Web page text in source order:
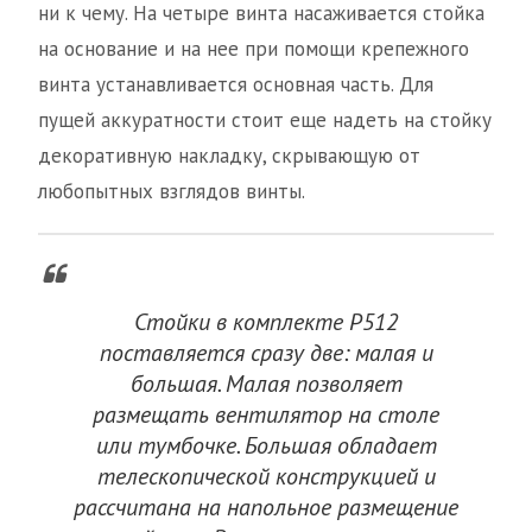
ни к чему. На четыре винта насаживается стойка
на основание и на нее при помощи крепежного
винта устанавливается основная часть. Для
пущей аккуратности стоит еще надеть на стойку
декоративную накладку, скрывающую от
любопытных взглядов винты.
Стойки в комплекте P512
поставляется сразу две: малая и
большая. Малая позволяет
размещать вентилятор на столе
или тумбочке. Большая обладает
телескопической конструкцией и
рассчитана на напольное размещение